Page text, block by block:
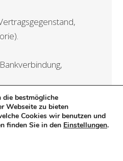
und
Erbringung
Service und
Werbung und
die bestmögliche
Webseite zu bieten
Cookies wir benutzen und
finden Sie in den Einstellungen.